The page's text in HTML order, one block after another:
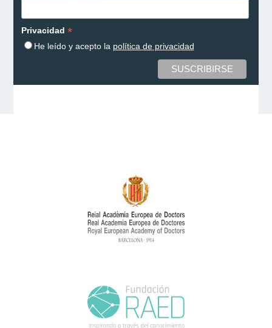
Privacidad *
He leído y acepto la política de privacidad